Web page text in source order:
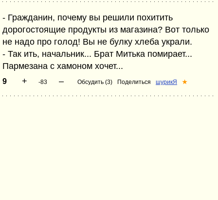
- Гражданин, почему вы решили похитить
дорогостоящие продукты из магазина? Вот только
не надо про голод! Вы не булку хлеба украли.
- Так ить, начальник... Брат Митька помирает...
Пармезана с хамоном хочет...
9 + -83 – Обсудить (3) Поделиться шурикЯ ★